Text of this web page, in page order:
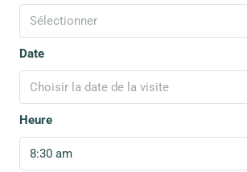
Sélectionner
Date
Choisir la date de la visite
Heure
8:30 am